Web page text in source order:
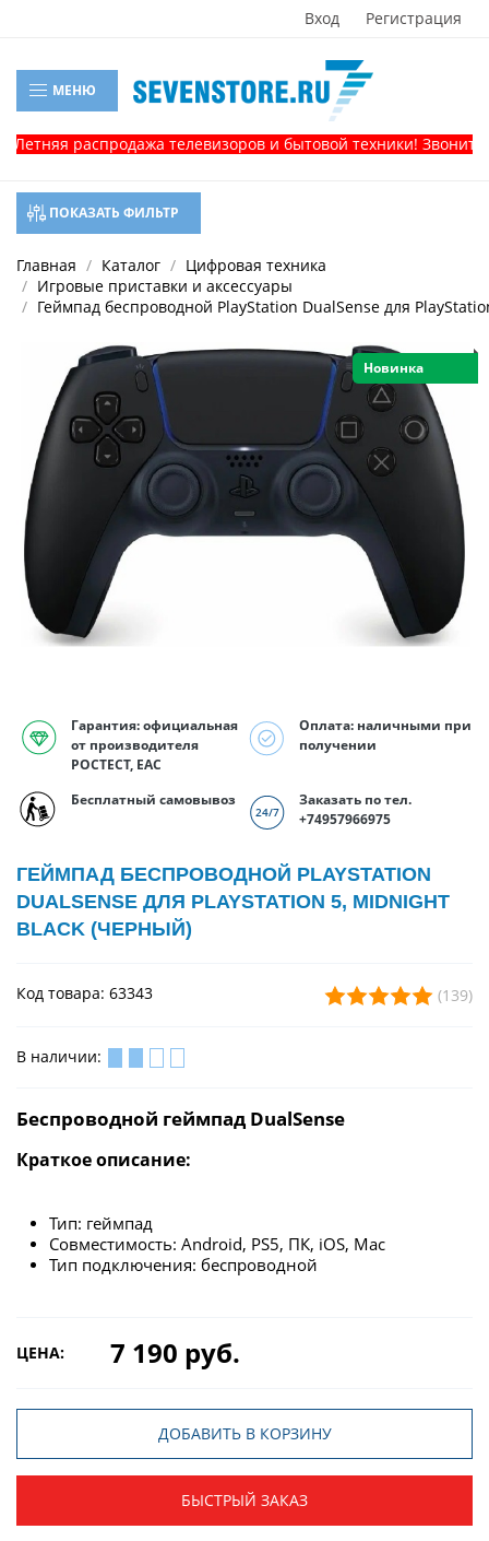
Вход Регистрация
МЕНЮ
распродажа телевизоров и бытовой техники! Звоните, и
ПОКАЗАТЬ ФИЛЬТР
Главная Каталог
Цифровая техника
Игровые приставки и аксессуары
Геймпад беспроводной PlayStation DualSense для
Новинка
Гарантия: официальная
от производителя
РОСТЕСТ, EAC
Оплата: наличными при
получении
Бесплатный самовывоз
Заказать по тел.
+74957966975
ГЕЙМПАД БЕСПРОВОДНОЙ PLAYSTATION
DUALSENSE ДЛЯ PLAYSTATION 5, MIDNIGHT
BLACK (ЧЕРНЫЙ)
Код товара: 63343 (139)
В наличии:
Беспроводной геймпад DualSense
Краткое описание:
Тип: геймпад
Совместимость: Android, PS5, ПК, iOS, Mac
Тип подключения: беспроводной
ЦЕНА: 7 190 руб.
ДОБАВИТЬ В КОРЗИНУ
БЫСТРЫЙ ЗАКАЗ